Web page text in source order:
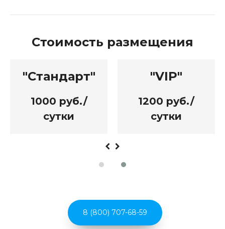
Стоимость размещения
"Стандарт"
1000 руб./
сутки
"VIP"
1200 руб./
сутки
8 (800) 707-68-59